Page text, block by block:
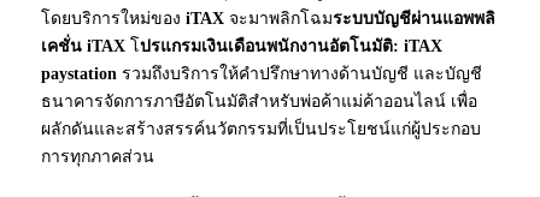
โดยบริการใหม่ของ iTAX จะมาพลิกโฉมระบบบัญชีผ่านแอพพลิ
เคชั่น iTAX โปรแกรมเงินเดือนพนักงานอัตโนมัติ: iTAX
paystation รวมถึงบริการให้คำปรึกษาทางด้านบัญชี และบัญชี
ธนาคารจัดการภาษีอัตโนมัติสำหรับพ่อค้าแม่ค้าออนไลน์ เพื่อ
ผลักดันและสร้างสรรค์นวัตกรรมที่เป็นประโยชน์แก่ผู้ประกอบ
การทุกภาคส่วน